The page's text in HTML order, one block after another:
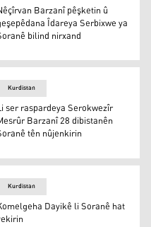
Îdareya
Barzanî pêşketin û
Îdareya Serbixwe ya
bilind nirxand
Mesrûr Barzanî 28
Kurdistan
ser raspardeya Serokwezîr
Barzanî 28 dibistanên
tên nûjenkirin
Kurdistan
Dayikê li Soranê hat